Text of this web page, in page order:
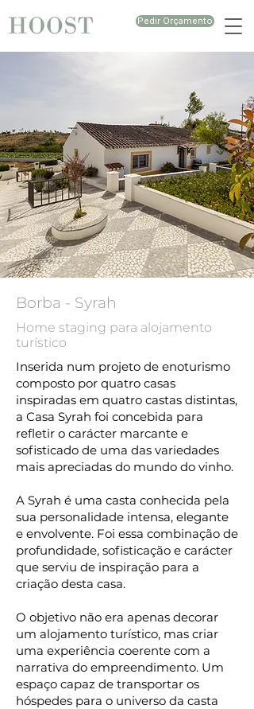
Pedir Orçamento
Borba - Syrah
Home staging para alojamento
turístico
Inserida num projeto de enoturismo
composto por quatro casas
inspiradas em quatro castas distintas,
a Casa Syrah foi concebida para
refletir o carácter marcante e
sofisticado de uma das variedades
mais apreciadas do mundo do vinho.
A Syrah é uma casta conhecida pela
sua personalidade intensa, elegante
e envolvente. Foi essa combinação de
profundidade, sofisticação e carácter
que serviu de inspiração para a
criação desta casa.
O objetivo não era apenas decorar
um alojamento turístico, mas criar
uma experiência coerente com a
narrativa do empreendimento. Um
espaço capaz de transportar os
hóspedes para o universo da casta